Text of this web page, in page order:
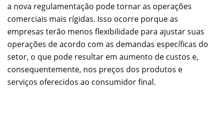
a nova regulamentação pode tornar as operações
comerciais mais rígidas. Isso ocorre porque as
empresas terão menos flexibilidade para ajustar suas
operações de acordo com as demandas específicas do
setor, o que pode resultar em aumento de custos e,
consequentemente, nos preços dos produtos e
serviços oferecidos ao consumidor final.